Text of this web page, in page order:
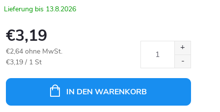
13.8.2026
€3,19
€2,64 ohne MwSt.
Verkaufspreis:
€3,19 / 1 St
IN DEN WARENKORB